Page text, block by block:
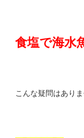
食塩で海水
こんな疑問はあり